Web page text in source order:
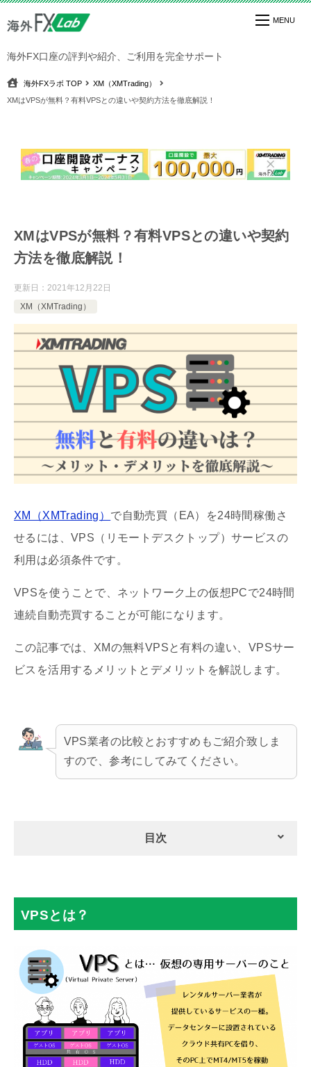
海外FX口座の評判や紹介、ご利用を完全サポート
海外FXラボ TOP
XM（XMTrading）
XMはVPSが無料？有料VPSとの違いや契約方法を徹底解説！
XMはVPSが無料？有料VPSとの違いや契約
方法を徹底解説！
更新日： 2021年12月22日
XM（XMTrading）
XM（XMTrading） で自動売買（EA）を24時間稼働さ
せるには、VPS（リモートデスクトップ）サービスの
利用は必須条件です。
VPSを使うことで、ネットワーク上の仮想PCで24時間
連続自動売買することが可能になります。
この記事では、XMの無料VPSと有料の違い、VPSサー
ビスを活用するメリットとデメリットを解説します。
VPS業者の比較とおすすめもご紹介致しま
すので、参考にしてみてください。
目次
VPSとは？